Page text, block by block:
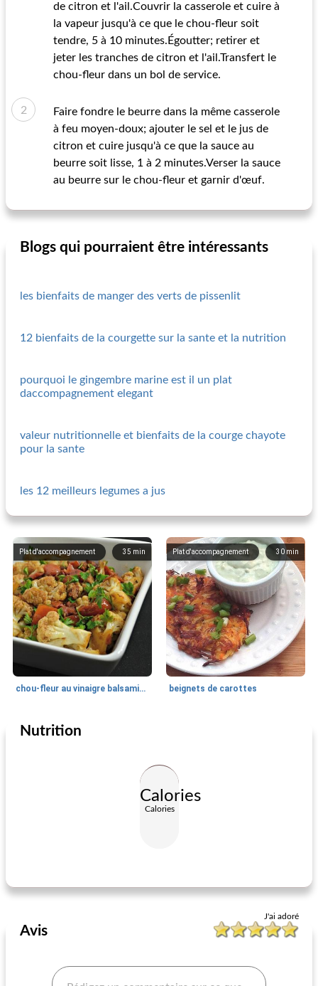
de citron et l'ail.Couvrir la casserole et cuire à
la vapeur jusqu'à ce que le chou-fleur soit
tendre, 5 à 10 minutes.Égoutter; retirer et
jeter les tranches de citron et l'ail.Transfert le
chou-fleur dans un bol de service.
Faire fondre le beurre dans la même casserole
à feu moyen-doux; ajouter le sel et le jus de
citron et cuire jusqu'à ce que la sauce au
beurre soit lisse, 1 à 2 minutes.Verser la sauce
au beurre sur le chou-fleur et garnir d'œuf.
Blogs qui pourraient être intéressants
les bienfaits de manger des verts de pissenlit
12 bienfaits de la courgette sur la sante et la nutrition
pourquoi le gingembre marine est il un plat
daccompagnement elegant
valeur nutritionnelle et bienfaits de la courge chayote
pour la sante
les 12 meilleurs legumes a jus
35 min
Plat d'accompagnement
chou-fleur au vinaigre balsamique
30 min
Plat d'accompagnement
beignets de carottes
Plat d'accompagnement
Nutrition
Calories
Calories
J'ai adoré
Avis